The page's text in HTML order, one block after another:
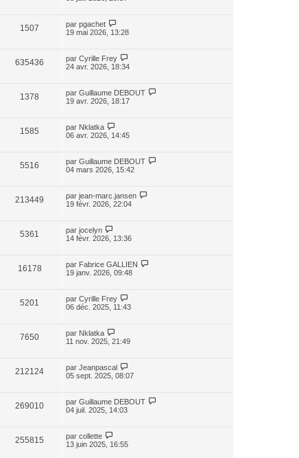
1507 par pgachet
19 mai 2026, 13:28
635436 par Cyrille Frey
24 avr. 2026, 18:34
1378 par Guillaume DEBOUT
19 avr. 2026, 18:17
1585 par Nklatka
06 avr. 2026, 14:45
5516 par Guillaume DEBOUT
04 mars 2026, 15:42
213449 par jean-marc.jansen
19 févr. 2026, 22:04
5361 par jocelyn
14 févr. 2026, 13:36
16178 par Fabrice GALLIEN
19 janv. 2026, 09:48
5201 par Cyrille Frey
06 déc. 2025, 11:43
7650 par Nklatka
11 nov. 2025, 21:49
212124 par Jeanpascal
05 sept. 2025, 08:07
269010 par Guillaume DEBOUT
04 juil. 2025, 14:03
255815 par collette
13 juin 2025, 16:55